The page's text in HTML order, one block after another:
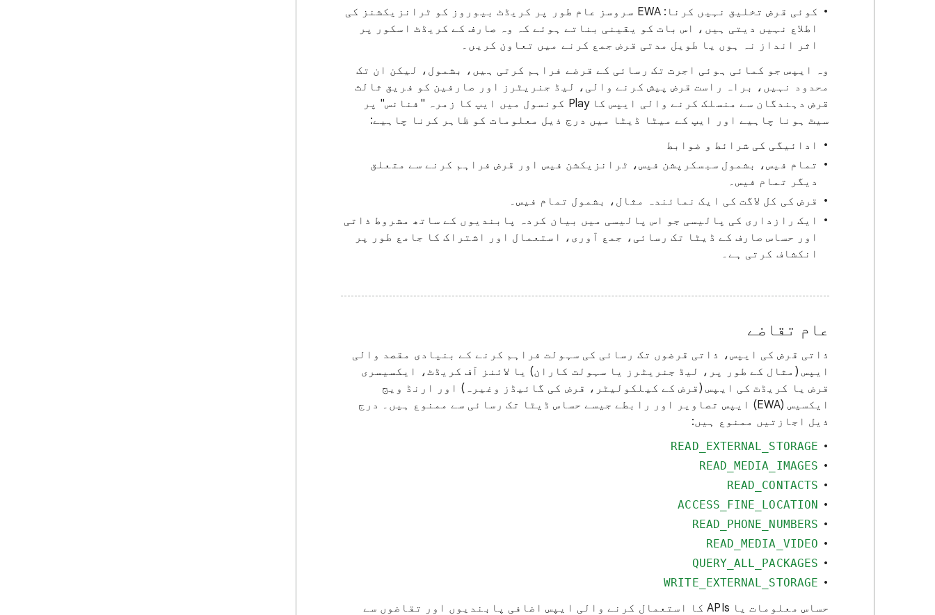
کوئی قرض تخلیق نہیں کرنا: EWA سروسز عام طور پر کریڈٹ بیوروز کو ٹرانزیکشنز کی
اطلاع نہیں دیتی ہیں، اس بات کو یقینی بناتے ہوئے کہ وہ صارف کے کریڈٹ اسکور پر
اثر انداز نہ ہوں یا طویل مدتی قرض جمع کرنے میں تعاون کریں۔
وہ ایپس جو کمائی ہوئی اجرت تک رسائی کے قرضے فراہم کرتی ہیں، بشمول، لیکن ان تک
محدود نہیں، براہ راست قرض پیش کرنے والی، لیڈ جنریٹرز اور صارفین کو فریق ثالث
قرض دہندگان سے منسلک کرنے والی ایپس کا Play کونسول میں ایپ کا زمرہ "فنانس" پر
سیٹ ہونا چاہیے اور ایپ کے میٹا ڈیٹا میں درج ذیل معلومات کو ظاہر کرنا چاہیے:
ادائیگی کی شرائط و ضوابط
تمام فیس، بشمول سبسکرپشن فیس، ٹرانزیکشن فیس اور قرض فراہم کرنے سے متعلق
دیگر تمام فیس۔
قرض کی کل لاگت کی ایک نمائندہ مثال، بشمول تمام فیس۔
ایک رازداری کی پالیسی جو اس پالیسی میں بیان کردہ پابندیوں کے ساتھ مشروط ذاتی
اور حساس صارف کے ڈیٹا تک رسائی، جمع آوری، استعمال اور اشتراک کا جامع طور پر
انکشاف کرتی ہے۔
عام تقاضے
ذاتی قرض کی ایپس، ذاتی قرضوں تک رسائی کی سہولت فراہم کرنے کے بنیادی مقصد والی
ایپس (مثال کے طور پر، لیڈ جنریٹرز یا سہولت کاران) یا لائنز آف کریڈٹ، ایکسیسری
قرض یا کریڈٹ کی ایپس (قرض کے کیلکولیٹر، قرض کی گائیڈز وغیرہ) اور ارنڈ ویج
ایکسیس (EWA) ایپس تصاویر اور رابطے جیسے حساس ڈیٹا تک رسائی سے ممنوع ہیں۔ درج
ذیل اجازتیں ممنوع ہیں:
READ_EXTERNAL_STORAGE
READ_MEDIA_IMAGES
READ_CONTACTS
ACCESS_FINE_LOCATION
READ_PHONE_NUMBERS
READ_MEDIA_VIDEO
QUERY_ALL_PACKAGES
WRITE_EXTERNAL_STORAGE
حساس معلومات یا APIs کا استعمال کرنے والی ایپس اضافی پابندیوں اور تقاضوں سے